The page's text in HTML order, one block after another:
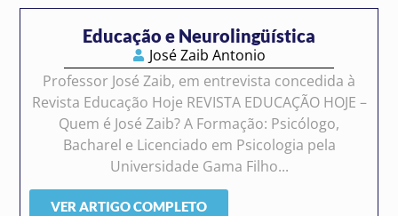
Educação e Neurolingüística
José Zaib Antonio
Professor José Zaib, em entrevista concedida à
Revista Educação Hoje REVISTA EDUCAÇÃO HOJE –
Quem é José Zaib? A Formação: Psicólogo,
Bacharel e Licenciado em Psicologia pela
Universidade Gama Filho...
VER ARTIGO COMPLETO